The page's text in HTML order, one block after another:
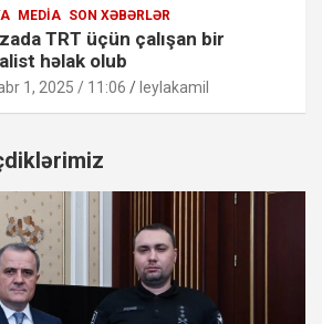
MEDIA SON XƏBƏRLƏR
TRT üçün çalışan bir
həlak olub
1, 2025 / 11:06 leylakamil